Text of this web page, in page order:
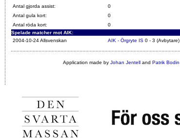
Antal gjorda assist:
0
Antal gula kort:
0
Antal röda kort:
0
Spelade matcher mot AIK:
2004-10-24 Allsvenskan
AIK - Örgryte IS 0 - 3 (Avbytare)
Application made by Johan Jentelland Patrik Bodin